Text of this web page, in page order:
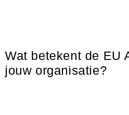
Wat betekent de EU
jouw organisatie?